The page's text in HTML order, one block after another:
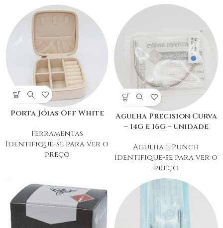
Porta Jóias Off White
Ferramentas
Identifique-se para ver o
preço
Agulha Precision Curva
– 14G e 16G – unidade
Agulha e Punch
Identifique-se para ver o
preço